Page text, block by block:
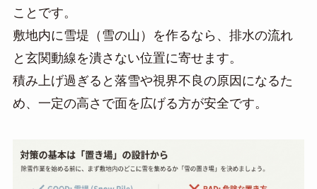
ことです。
敷地内に雪堤（雪の山）を作るなら、排水の流れ
と玄関動線を潰さない位置に寄せます。
積み上げ過ぎると落雪や視界不良の原因になるた
め、一定の高さで面を広げる方が安全です。